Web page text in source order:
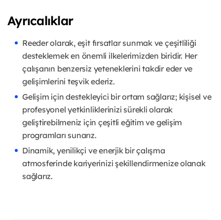
Ayrıcalıklar
Reeder olarak, eşit fırsatlar sunmak ve çeşitliliği
desteklemek en önemli ilkelerimizden biridir. Her
çalışanın benzersiz yeteneklerini takdir eder ve
gelişimlerini teşvik ederiz.
Gelişim için destekleyici bir ortam sağlarız; kişisel ve
profesyonel yetkinliklerinizi sürekli olarak
geliştirebilmeniz için çeşitli eğitim ve gelişim
programları sunarız.
Dinamik, yenilikçi ve enerjik bir çalışma
atmosferinde kariyerinizi şekillendirmenize olanak
sağlarız.